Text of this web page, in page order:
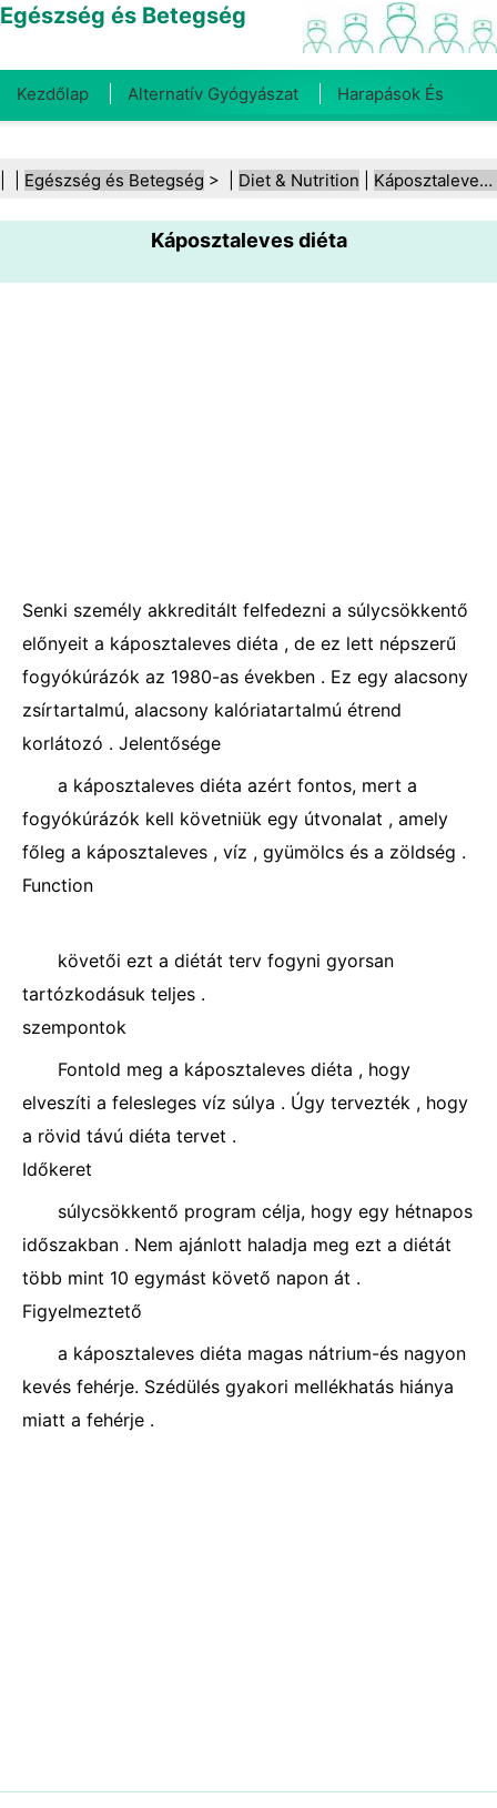
Egészség és Betegség
Kezdőlap Alternatív Gyógyászat Harapások És
Fogegészség Diéta És Táplálkozás Családi
Egészségügyi Ágazat Mentális Egészség
Közegészségügy És Biztonság Sebészet És
Egészség és Betegség > | Diet & Nutrition Káposztaleves‑diéta
Káposztaleves diéta
Senki személy akkreditált felfedezni a súlycsökkentő
előnyeit a káposztaleves diéta , de ez lett népszerű
fogyókúrázók az 1980-as években . Ez egy alacsony
zsírtartalmú, alacsony kalóriatartalmú étrend
korlátozó . Jelentősége
a káposztaleves diéta azért fontos, mert a
fogyókúrázók kell követniük egy útvonalat , amely
főleg a káposztaleves , víz , gyümölcs és a zöldség .
Function
követői ezt a diétát terv fogyni gyorsan
tartózkodásuk teljes .
szempontok
Fontold meg a káposztaleves diéta , hogy
elveszíti a felesleges víz súlya . Úgy tervezték , hogy
a rövid távú diéta tervet .
Időkeret
súlycsökkentő program célja, hogy egy hétnapos
időszakban . Nem ajánlott haladja meg ezt a diétát
több mint 10 egymást követő napon át .
Figyelmeztető
a káposztaleves diéta magas nátrium-és nagyon
kevés fehérje. Szédülés gyakori mellékhatás hiánya
miatt a fehérje .